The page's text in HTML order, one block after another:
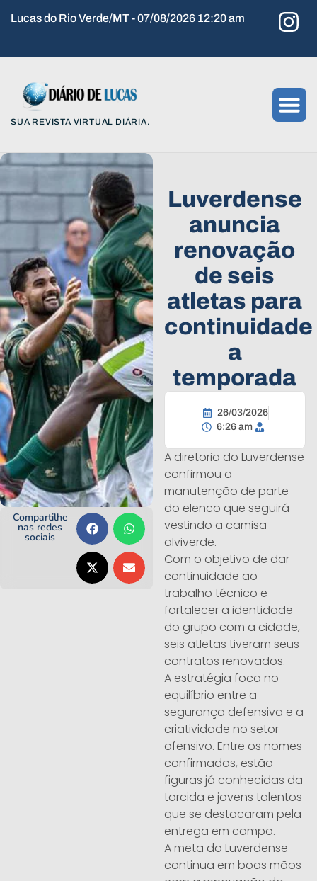
Lucas do Rio Verde/MT - 07/08/2026 12:20 am
SUA REVISTA VIRTUAL DIÁRIA.
Compartilhe
nas redes
sociais
Luverdense
anuncia
renovação
de seis
atletas para
continuidade
a
temporada
26/03/2026
6:26 am
A diretoria do Luverdense
confirmou a
manutenção de parte
do elenco que seguirá
vestindo a camisa
alviverde.
Com o objetivo de dar
continuidade ao
trabalho técnico e
fortalecer a identidade
do grupo com a cidade,
seis atletas tiveram seus
contratos renovados.
A estratégia foca no
equilíbrio entre a
segurança defensiva e a
criatividade no setor
ofensivo. Entre os nomes
confirmados, estão
figuras já conhecidas da
torcida e jovens talentos
que se destacaram pela
entrega em campo.
A meta do Luverdense
continua em boas mãos